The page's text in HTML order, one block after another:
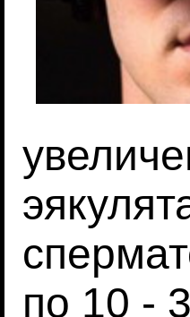
по 10 -